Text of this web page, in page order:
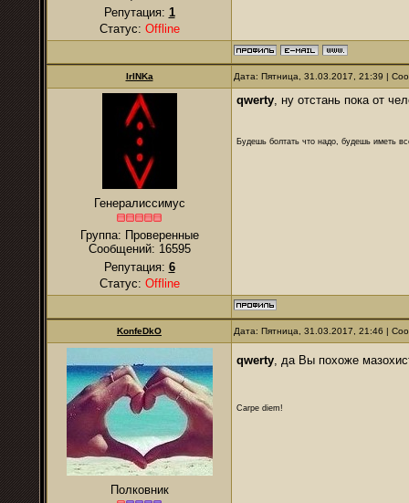
Репутация: 1
Статус: Offline
IrINKa Дата: Пятница, 31.03.2017, 21:39 |
Генералиссимус
Группа: Проверенные
Сообщений: 16595
Репутация: 6
Статус: Offline
qwerty, ну отстань пока от
Будешь болтать что надо, будешь иметь
KonfeDkO Дата: Пятница, 31.03.2017, 21:46 |
Полковник
qwerty , да Вы похоже
Carpe diem!